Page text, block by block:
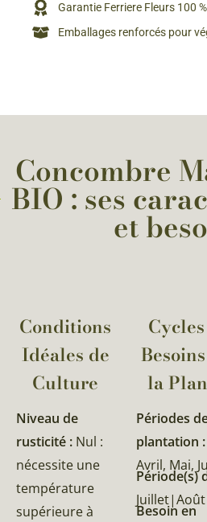
Garantie Ferriere Fleurs 100
Emballages renforcés pour
Concombre
BIO : ses
et
Conditions
Idéales de
Culture
Niveau de
rusticité : Nul :
nécessite une
température
supérieure à
la
Périodes
plantation :
Avril, Mai,
Période(s)
Besoin en